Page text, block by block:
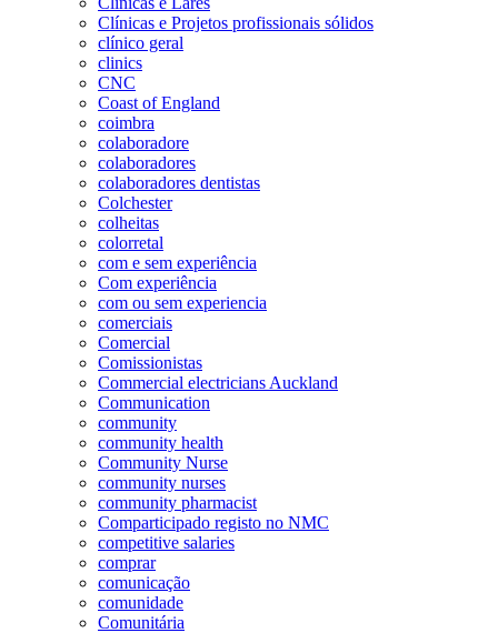
Clínicas e Projetos profissionais sólidos
clínico geral
clinics
CNC
Coast of England
coimbra
colaboradore
colaboradores
colaboradores dentistas
Colchester
colheitas
colorretal
com e sem experiência
Com experiência
com ou sem experiencia
comerciais
Comercial
Comissionistas
Commercial electricians Auckland
Communication
community
community health
Community Nurse
community nurses
community pharmacist
Comparticipado registo no NMC
competitive salaries
comprar
comunicação
comunidade
Comunitária